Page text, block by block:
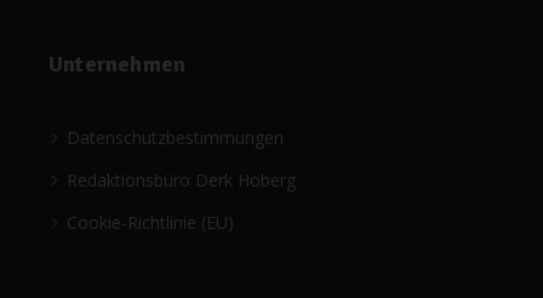
Unternehmen
Datenschutzbestimmungen
Redaktionsbüro Derk Hoberg
Cookie-Richtlinie (EU)